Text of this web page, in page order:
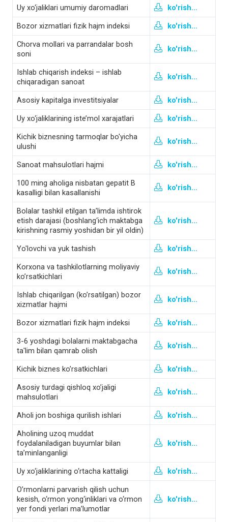
Uy xo‘jaliklari umumiy daromadlari
ko'rish...
Bozor xizmatlari fizik hajm indeksi
ko'rish...
Chorva mollari va parrandalar bosh
soni
ko'rish...
Ishlab chiqarish indeksi – ishlab
chiqaradigan sanoat
ko'rish...
Asosiy kapitalga investitsiyalar
ko'rish...
Uy xo‘jaliklarining iste’mol xarajatlari
ko'rish...
Kichik biznesning tarmoqlar bo'yicha
ulushi
ko'rish...
Sanoat mahsulotlari hajmi
ko'rish...
100 ming aholiga nisbatan gepatit B
kasalligi bilan kasallanishi
ko'rish...
Bolalar tashkil etilgan ta’limda ishtirok
etish darajasi (boshlang‘ich maktabga
kirishning rasmiy yoshidan bir yil oldin)
ko'rish...
Yo'lovchi va yuk tashish
ko'rish...
Korхona va tashkilotlarning moliyaviy
ko’rsatkichlari
ko'rish...
Ishlab chiqarilgan (koʼrsatilgan) bozor
xizmatlar hajmi
ko'rish...
Bozor xizmatlari fizik hajm indeksi
ko'rish...
3-6 yoshdagi bolalarni maktabgacha
ta'lim bilan qamrab olish
ko'rish...
Kichik biznes ko’rsatkichlari
ko'rish...
Asosiy turdagi qishloq xo’jaligi
mahsulotlari
ko'rish...
Aholi jon boshiga qurilish ishlari
ko'rish...
Aholining uzoq muddat
foydalaniladigan buyumlar bilan
ta’minlanganligi
ko'rish...
Uy xo‘jaliklarining o‘rtacha kattaligi
ko'rish...
O’rmonlarni parvarish qilish uchun
kesish, o‘rmon yong‘inliklari va o‘rmon
yer fondi yerlari ma’lumotlar
ko'rish...